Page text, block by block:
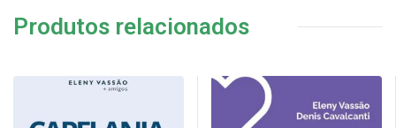
Produtos relacionados